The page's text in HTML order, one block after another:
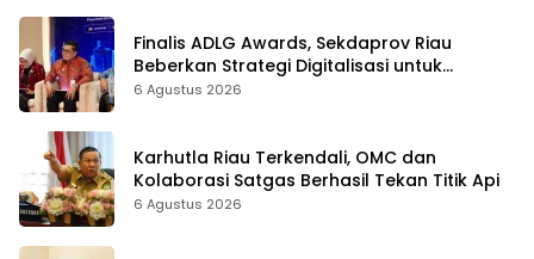
Finalis ADLG Awards, Sekdaprov Riau
Beberkan Strategi Digitalisasi untuk
Tingkatkan Layanan Publik
6 Agustus 2026
Karhutla Riau Terkendali, OMC dan
Kolaborasi Satgas Berhasil Tekan Titik Api
6 Agustus 2026